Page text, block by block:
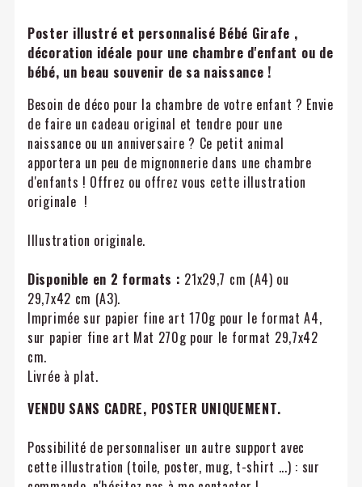
Poster illustré et personnalisé Bébé Girafe ,
décoration idéale pour une chambre d'enfant ou de
bébé, un beau souvenir de sa naissance !
Besoin de déco pour la chambre de votre enfant ? Envie
de faire un cadeau original et tendre pour une
naissance ou un anniversaire ? Ce petit animal
apportera un peu de mignonnerie dans une chambre
d'enfants ! Offrez ou offrez vous cette illustration
originale !
Illustration originale.
Disponible en 2 formats : 21x29,7 cm (A4) ou
29,7x42 cm (A3).
Imprimée sur papier fine art 170g pour le format A4,
sur papier fine art Mat 270g pour le format 29,7x42
cm.
Livrée à plat.
VENDU SANS CADRE, POSTER UNIQUEMENT.
Possibilité de personnaliser un autre support avec
cette illustration (toile, poster, mug, t-shirt ...) : sur